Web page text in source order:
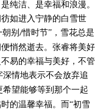
纯洁、是幸福和浪漫。
如进入宁静的白雪世
朝别 /惜时节”，雪花总是
悄然逝去。张睿将美好
易的幸福与美好，不管
情地表示不会放弃追
希望能够等到那个一起
的温馨幸福。而“初雪